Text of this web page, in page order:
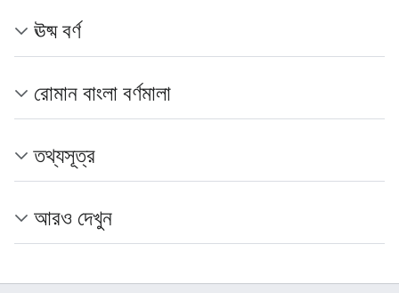
ঊষ্ম বর্ণ
রোমান বাংলা বর্ণমালা
তথ্যসূত্র
আরও দেখুন